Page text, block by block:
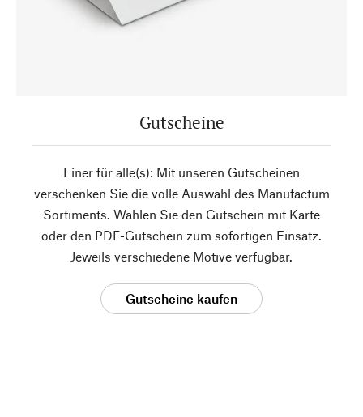
Gutscheine
Einer für alle(s): Mit unseren Gutscheinen
verschenken Sie die volle Auswahl des Manufactum
Sortiments. Wählen Sie den Gutschein mit Karte
oder den PDF-Gutschein zum sofortigen Einsatz.
Jeweils verschiedene Motive verfügbar.
Gutscheine kaufen